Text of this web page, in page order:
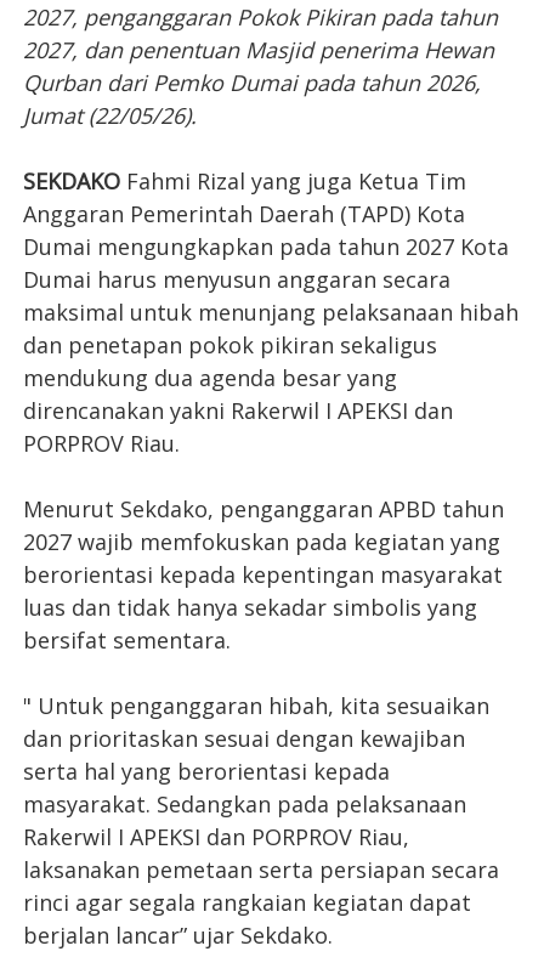
2027, penganggaran Pokok Pikiran pada tahun
2027, dan penentuan Masjid penerima Hewan
Qurban dari Pemko Dumai pada tahun 2026,
Jumat (22/05/26).
SEKDAKOFahmi Rizal yang juga Ketua Tim
Anggaran Pemerintah Daerah (TAPD) Kota
Dumai mengungkapkan pada tahun 2027 Kota
Dumai harus menyusun anggaran secara
maksimal untuk menunjang pelaksanaan hibah
dan penetapan pokok pikiran sekaligus
mendukung dua agenda besar yang
direncanakan yakni Rakerwil I APEKSI dan
PORPROV Riau.
Menurut Sekdako, penganggaran APBD tahun
2027 wajib memfokuskan pada kegiatan yang
berorientasi kepada kepentingan masyarakat
luas dan tidak hanya sekadar simbolis yang
bersifat sementara.
" Untuk penganggaran hibah, kita sesuaikan
dan prioritaskan sesuai dengan kewajiban
serta hal yang berorientasi kepada
masyarakat. Sedangkan pada pelaksanaan
Rakerwil I APEKSI dan PORPROV Riau,
laksanakan pemetaan serta persiapan secara
rinci agar segala rangkaian kegiatan dapat
berjalan lancar” ujar Sekdako.